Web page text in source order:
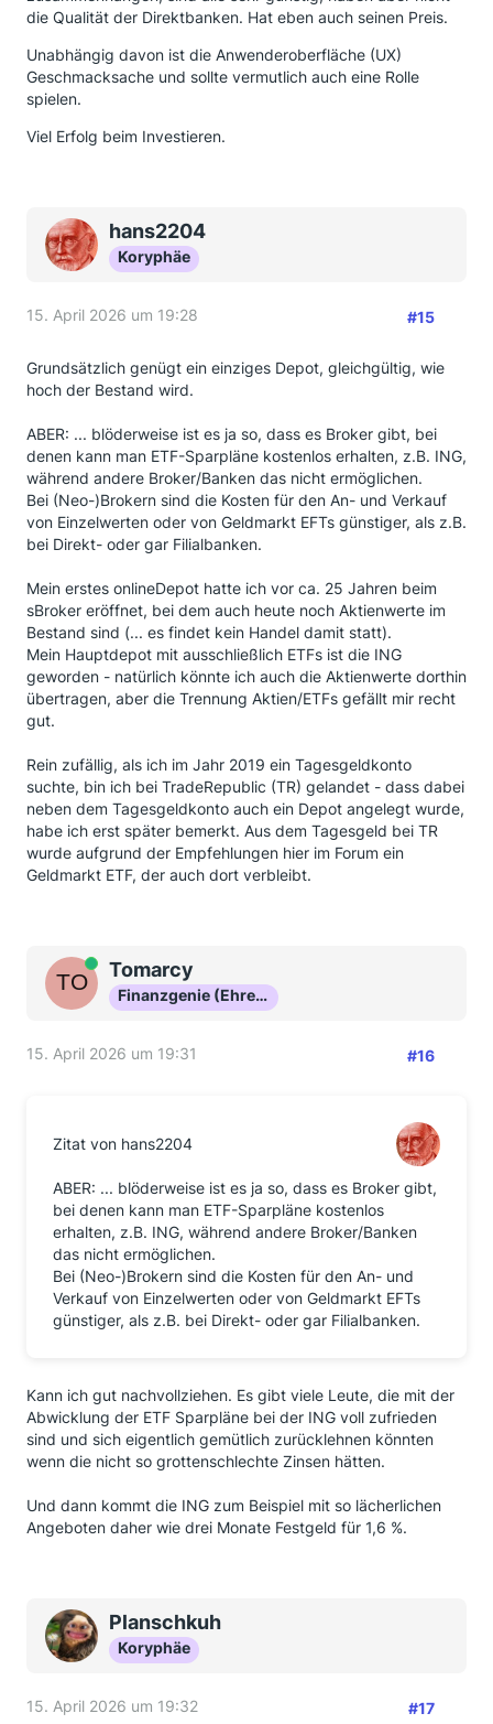
die Qualität der Direktbanken. Hat eben auch seinen Preis.
Unabhängig davon ist die Anwenderoberfläche (UX)
Geschmacksache und sollte vermutlich auch eine Rolle
spielen.
Viel Erfolg beim Investieren.
hans2204
Koryphäe
15. April 2026 um 19:28 #15
Grundsätzlich genügt ein einziges Depot, gleichgültig, wie
hoch der Bestand wird.
ABER: ... blöderweise ist es ja so, dass es Broker gibt, bei
denen kann man ETF-Sparpläne kostenlos erhalten, z.B. ING,
während andere Broker/Banken das nicht ermöglichen.
Bei (Neo-)Brokern sind die Kosten für den An- und Verkauf
von Einzelwerten oder von Geldmarkt EFTs günstiger, als z.B.
bei Direkt- oder gar Filialbanken.
Mein erstes onlineDepot hatte ich vor ca. 25 Jahren beim
sBroker eröffnet, bei dem auch heute noch Aktienwerte im
Bestand sind (... es findet kein Handel damit statt).
Mein Hauptdepot mit ausschließlich ETFs ist die ING
geworden - natürlich könnte ich auch die Aktienwerte dorthin
übertragen, aber die Trennung Aktien/ETFs gefällt mir recht
gut.
Rein zufällig, als ich im Jahr 2019 ein Tagesgeldkonto
suchte, bin ich bei TradeRepublic (TR) gelandet - dass dabei
neben dem Tagesgeldkonto auch ein Depot angelegt wurde,
habe ich erst später bemerkt. Aus dem Tagesgeld bei TR
wurde aufgrund der Empfehlungen hier im Forum ein
Geldmarkt ETF, der auch dort verbleibt.
OnlineTomarcy
Finanzgenie (Ehrenmitglied)
15. April 2026 um 19:31 #16
Zitat von hans2204
ABER: ... blöderweise ist es ja so, dass es Broker gibt,
bei denen kann man ETF-Sparpläne kostenlos
erhalten, z.B. ING, während andere Broker/Banken
das nicht ermöglichen.
Bei (Neo-)Brokern sind die Kosten für den An- und
Verkauf von Einzelwerten oder von Geldmarkt EFTs
günstiger, als z.B. bei Direkt- oder gar Filialbanken.
Kann ich gut nachvollziehen. Es gibt viele Leute, die mit der
Abwicklung der ETF Sparpläne bei der ING voll zufrieden
sind und sich eigentlich gemütlich zurücklehnen könnten
wenn die nicht so grottenschlechte Zinsen hätten.
Und dann kommt die ING zum Beispiel mit so lächerlichen
Angeboten daher wie drei Monate Festgeld für 1,6 %.
Planschkuh
Koryphäe
15. April 2026 um 19:32 #17